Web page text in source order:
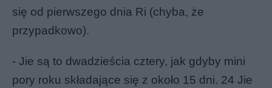
się od pierwszego dnia Ri (chyba, że
przypadkowo).
- Jie są to dwadzieścia cztery, jak gdyby mini
pory roku składające się z około 15 dni. 24 Jie